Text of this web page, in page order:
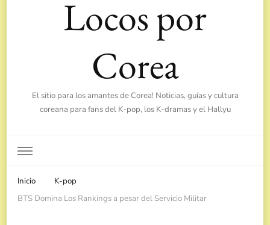
Locos por
Corea
El sitio para los amantes de Corea! Noticias, guías y cultura
coreana para fans del K-pop, los K-dramas y el Hallyu
Inicio
K-pop
BTS Domina Los Rankings a pesar del Servicio Militar